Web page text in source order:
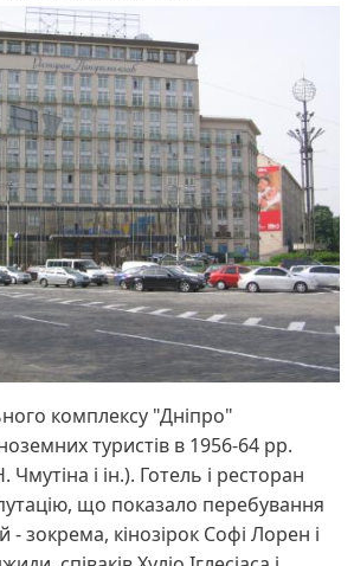
комплексу "Дніпро"
туристів в 1956-64 рр.
Чмутіна і ін.). Готель і ресторан
що показало перебування
- зокрема, кінозірок Софі Лорен і